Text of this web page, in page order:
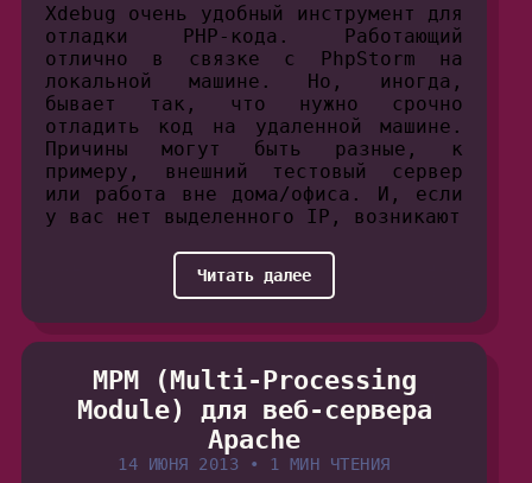
Xdebug очень удобный инструмент для
отладки PHP-кода. Работающий
отлично в связке с PhpStorm на
локальной машине. Но, иногда,
бывает так, что нужно срочно
отладить код на удаленной машине.
Причины могут быть разные, к
примеру, внешний тестовый сервер
или работа вне дома/офиса. И, если
у вас нет выделенного IP, возникают
Читать далее
MPM (Multi-Processing
Module) для веб-сервера
Apache
14 ИЮНЯ 2013 • 1 МИН ЧТЕНИЯ